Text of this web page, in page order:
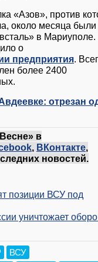
«Азов», против
около месяца были
в Мариуполе.
о
предприятия.
более 2400
отрезан
в
, ВКонтакте,
новостей.
позиции ВСУ под
уничтожает
ВСУ